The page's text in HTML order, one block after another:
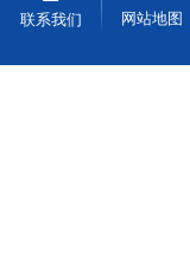
联系我们 网站地图